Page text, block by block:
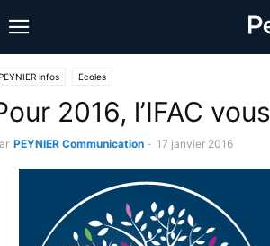
infos Ecoles
2016, l’IFAC
PEYNIER Communication - 17 janvier 2016